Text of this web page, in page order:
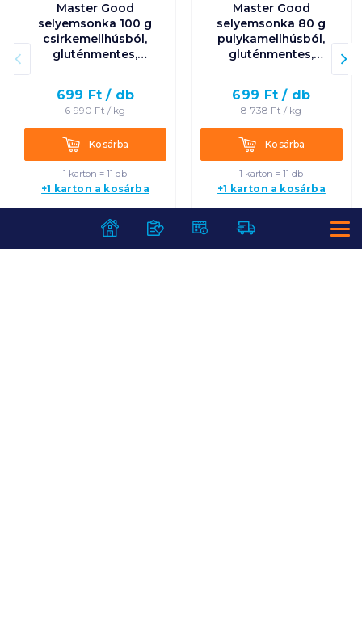
Master Good
selyemsonka 100 g
csirkemellhúsból,
gluténmentes,
699 Ft / db
6 990 Ft / kg
KosárbaKosárba
1 karton = 11 db
+1 karton a kosárba
Master Good
selyemsonka 80 g
pulykamellhúsból,
gluténmentes,
699 Ft / db
8 738 Ft / kg
KosárbaKosárba
1 karton = 11 db
+1 karton a kosárba